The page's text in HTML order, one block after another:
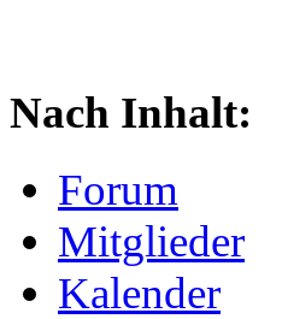
Nach Inhalt:
Forum
Mitglieder
Kalender